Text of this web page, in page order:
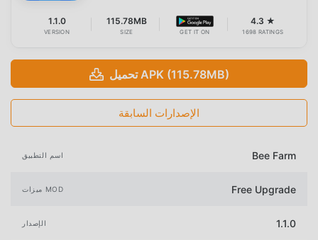
1.1.0
VERSION
115.78MB
SIZE GET IT ON
4.3 ★
1698 RATINGS
تحميل APK (115.78MB)
الإصدارات السابقة
اسم التطبيق Bee Farm
ميزات MOD Free Upgrade
الإصدار 1.1.0